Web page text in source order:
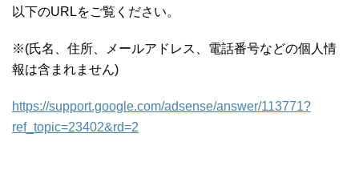
以下のURLをご覧ください。
※(氏名、住所、メールアドレス、電話番号などの個人情
報は含まれません)
https://support.google.com/adsense/answer/113771?
ref_topic=23402&rd=2